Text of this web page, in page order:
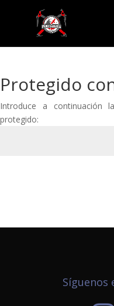
Protegido
Introduce a continuación
protegido:
Síguenos